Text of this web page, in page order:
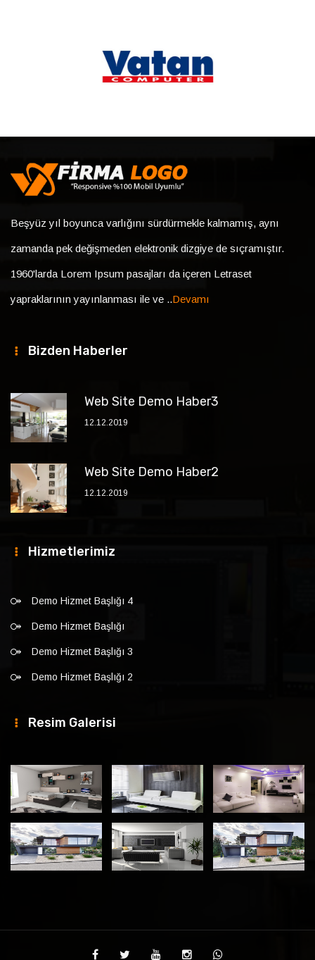
Beşyüz yıl boyunca varlığını sürdürmekle kalmamış, aynı
zamanda pek değişmeden elektronik dizgiye de sıçramıştır.
1960'larda Lorem Ipsum pasajları da içeren Letraset
yapraklarının yayınlanması ile ve ..Devamı
Bizden Haberler
Web Site Demo Haber3
12.12.2019
Web Site Demo Haber2
12.12.2019
Hizmetlerimiz
Demo Hizmet Başlığı 4
Demo Hizmet Başlığı
Demo Hizmet Başlığı 3
Demo Hizmet Başlığı 2
Resim Galerisi